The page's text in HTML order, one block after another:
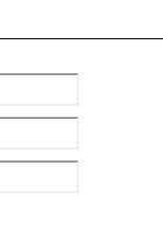
web